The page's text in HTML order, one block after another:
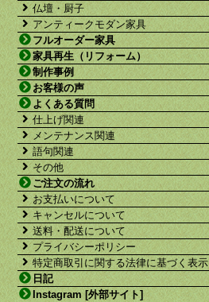
仏壇・厨子
アンティークモダン家具
フルオーダー家具
家具再生（リフォーム）
制作事例
お客様の声
よくある質問
仕上げ関連
メンテナンス関連
語句関連
その他
ご注文の流れ
お支払いについて
キャンセルについて
送料・配送について
プライバシーポリシー
特定商取引に関する法律に基づく表示
日記
Instagram [外部サイト]